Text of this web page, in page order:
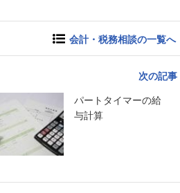
会計・税務相談の一覧へ
次の記事
パートタイマーの給
与計算